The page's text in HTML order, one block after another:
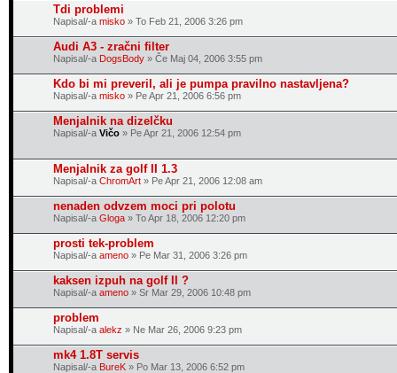
Tdi problemi
Napisal/-a misko » To Feb 21, 2006 3:26 pm
Audi A3 - zračni filter
Napisal/-a DogsBody » Če Maj 04, 2006 3:55 pm
Kdo bi mi preveril, ali je pumpa pravilno nastavljena?
Napisal/-a misko » Pe Apr 21, 2006 6:56 pm
Menjalnik na dizelčku
Napisal/-a Vičo » Pe Apr 21, 2006 12:54 pm
Menjalnik za golf II 1.3
Napisal/-a ChromArt » Pe Apr 21, 2006 12:08 am
nenaden odvzem moci pri polotu
Napisal/-a Gloga » To Apr 18, 2006 12:20 pm
prosti tek-problem
Napisal/-a ameno » Pe Mar 31, 2006 3:26 pm
kaksen izpuh na golf II ?
Napisal/-a ameno » Sr Mar 29, 2006 10:48 pm
problem
Napisal/-a alekz » Ne Mar 26, 2006 9:23 pm
mk4 1.8T servis
Napisal/-a BureK » Po Mar 13, 2006 6:52 pm